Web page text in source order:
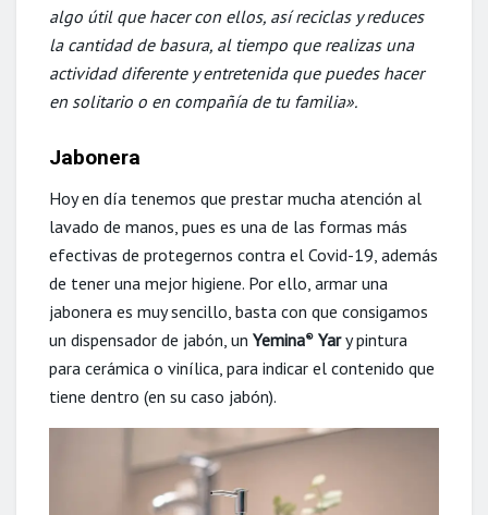
algo útil que hacer con ellos, así reciclas y reduces
la cantidad de basura, al tiempo que realizas una
actividad diferente y entretenida que puedes hacer
en solitario o en compañía de tu familia».
Jabonera
Hoy en día tenemos que prestar mucha atención al
lavado de manos, pues es una de las formas más
efectivas de protegernos contra el Covid-19, además
de tener una mejor higiene. Por ello, armar una
jabonera es muy sencillo, basta con que consigamos
un dispensador de jabón, un Yemina® Yary pintura
para cerámica o vinílica, para indicar el contenido que
tiene dentro (en su caso jabón).